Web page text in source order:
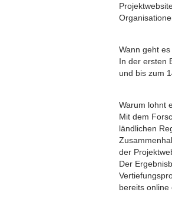
Wann geht
In der ersten
und bis zum
Warum lohnt
Mit dem
ländlichen
der
Der
bereits online